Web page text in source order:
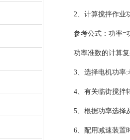
2、计算搅拌作业
参考公式：功率=
功率准数的计算
3、选择电机功率:
4、有关临街搅拌
5、根据功率选择
6、配用减速装置